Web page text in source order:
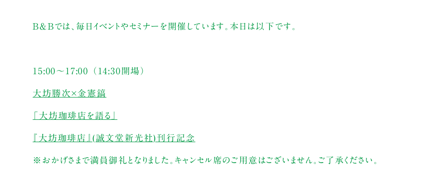
B&Bでは、毎日イベントやセミナーを開催しています。本日は以下です。
15:00～17:00 （14:30開場）
大坊勝次×金憲鎬
「大坊珈琲店を語る」
『大坊珈琲店』(誠文堂新光社)刊行記念
※おかげさまで満員御礼となりました。キャンセル席のご用意はございません。ご了承ください。